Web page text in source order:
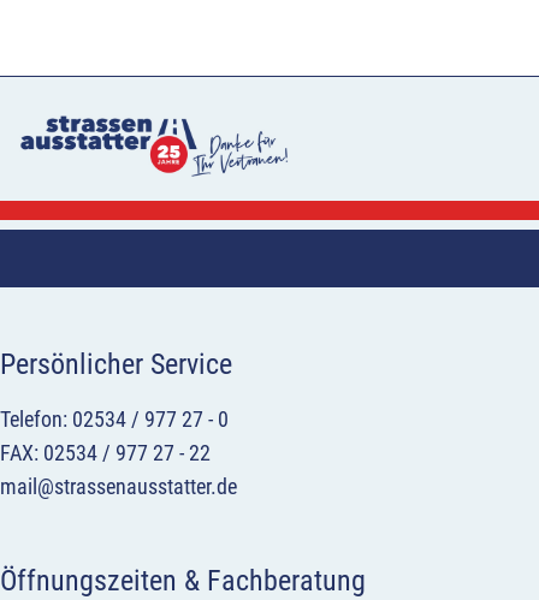
Persönlicher Service
Telefon: 02534 / 977 27 - 0
FAX: 02534 / 977 27 - 22
mail@strassenausstatter.de
Öffnungszeiten & Fachberatung